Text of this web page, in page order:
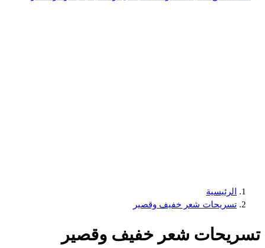
الرئيسية
تسريحات شعر خفيف وقصير
تسريحات شعر خفيف وقصير